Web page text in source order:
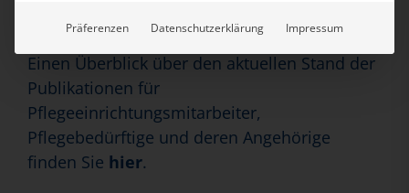
Minimum.
Einen Überblick über den aktuellen Stand der
Publikationen für
Pflegeeinrichtungsmitarbeiter,
Pflegebedürftige und deren Angehörige
finden Sie hier.
Präferenzen Datenschutzerklärung Impressum